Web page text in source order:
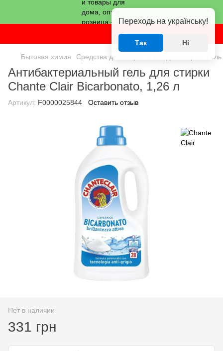
Бытовая химия Средства для стирки
Антибактериальный гель для стирки
Chante Clair Bicarbonato, 1,26 л
Артикул: F0000025844 Оставить отзыв
Нет в наличии
331 грн
Переходь на українську!
Так Ні